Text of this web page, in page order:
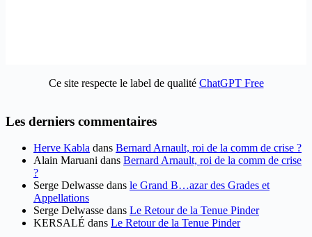
Ce site respecte le label de qualité ChatGPT Free
Les derniers commentaires
Herve Kabla dans Bernard Arnault, roi de la comm de crise ?
Alain Maruani dans Bernard Arnault, roi de la comm de crise
?
Serge Delwasse dans le Grand B…azar des Grades et
Appellations
Serge Delwasse dans Le Retour de la Tenue Pinder
KERSALÉ dans Le Retour de la Tenue Pinder